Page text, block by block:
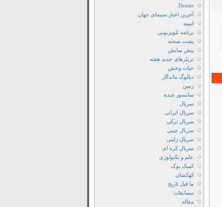
Dexter
آخرین اخبار سینمای جهان
انیمه
برنامه تلویزیونی
پشت صحنه
پیش نمایش
تریلرهای جدید هفته
حیات وحش
دیالوگ ماندگار
زمین
سانسور شده
سریال
سریال ایرانی
سریال ترکی
سریال چینی
سریال ژاپنی
سریال کره ای
علم و تکنولوژی
کمیک بوک
کهکشان
ما قبل تاریخ
مسابقات
مقاله